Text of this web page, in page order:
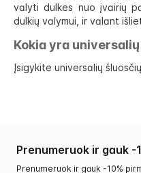
valyti dulkes nuo įvairių
dulkių valymui, ir valant
Kokia yra
Įsigykite universalių
Prenumeruok ir gauk -
Prenumeruok ir gauk -10%